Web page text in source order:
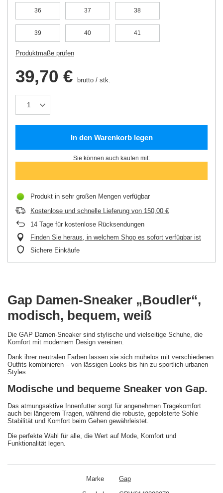
36 37 38
39 40 41
Produktmaße prüfen
39,70 € brutto / stk.
In den Warenkorb legen
Sie können auch kaufen mit:
Produkt in sehr großen Mengen verfügbar
Kostenlose und schnelle Lieferung von 150,00 €
14 Tage für kostenlose Rücksendungen
Finden Sie heraus, in welchem Shop es sofort verfügbar ist
Sichere Einkäufe
Gap Damen-Sneaker „Boudler“,
modisch, bequem, weiß
Die GAP Damen-Sneaker sind stylische und vielseitige Schuhe, die
Komfort mit modernem Design vereinen.
Dank ihrer neutralen Farben lassen sie sich mühelos mit verschiedenen
Outfits kombinieren – von lässigen Looks bis hin zu sportlich-urbanen
Styles.
Modische und bequeme Sneaker von Gap.
Das atmungsaktive Innenfutter sorgt für angenehmen Tragekomfort
auch bei längerem Tragen, während die robuste, gepolsterte Sohle
Stabilität und Komfort beim Gehen gewährleistet.
Die perfekte Wahl für alle, die Wert auf Mode, Komfort und
Funktionalität legen.
Marke Gap